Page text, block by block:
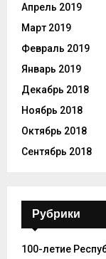
Апрель 2019
Март 2019
Февраль 2019
Январь 2019
Декабрь 2018
Ноябрь 2018
Октябрь 2018
Сентябрь 2018
Рубрики
100-летие